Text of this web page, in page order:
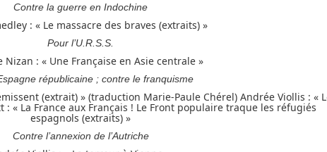
Contre la guerre en Indochine
: « Le massacre des braves (extraits) »
Pour l’U.R.S.S.
Nizan : « Une Française en Asie centrale »
républicaine ; contre le franquisme
(extrait) » (traduction Marie-Paule Chérel) Andrée Viollis : «
« La France aux Français ! Le Front populaire traque les réfugiés
espagnols (extraits) »
Contre l’annexion de l’Autriche